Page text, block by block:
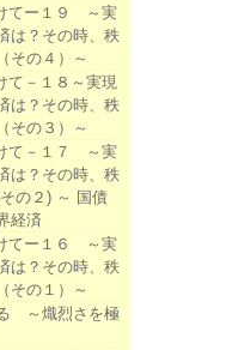
てー１９ ～実
は？その時、秩
その４）～
て－１８～実現
は？その時、秩
その３）～
て－１７ ～実
は？その時、秩
の２) ～ 国債
経済
てー１６ ～実
は？その時、秩
その１）～
～熾烈さを極